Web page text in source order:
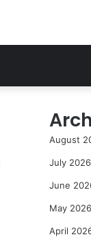
August
July 2026
June
May 2026
April